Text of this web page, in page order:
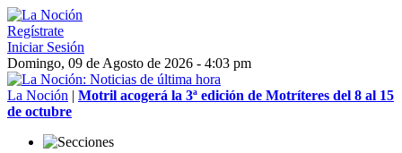
Regístrate
Iniciar Sesión
Domingo, 09 de Agosto de 2026 - 4:03 pm
La Noción | Motril acogerá la 3ª edición de Motríteres del 8 al 15
de octubre